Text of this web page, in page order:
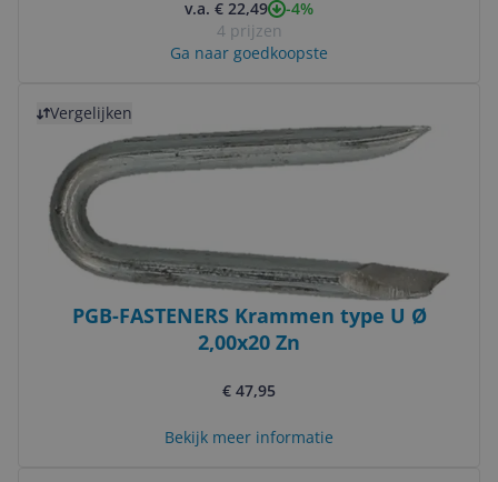
v.a. € 22,49
-4%
4 prijzen
Ga naar goedkoopste
Vergelijken
PGB-FASTENERS Krammen type U Ø
2,00x20 Zn
€ 47,95
Bekijk meer informatie